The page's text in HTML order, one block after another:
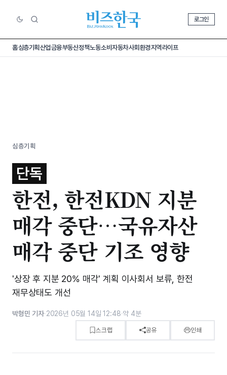
로그인
홈심층기획산업금융부동산정책노동소비 자동차사회환경지역라이프
심층기획
단독
한전, 한전KDN 지분
매각 중단…국유자산
매각 중단 기조 영향
'상장 후 지분 20% 매각' 계획 이사회서 보류, 한전
재무상태도 개선
박형민 기자·2026년 05월 14일 12:48·약 4분
스크랩 공유 인쇄